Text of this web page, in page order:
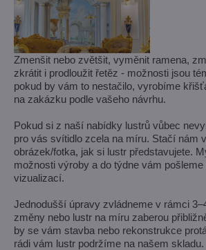
Zmenšit nebo zvětšit, vyměnit ramena,
zkrátit i prodloužit řetěz - možnosti jsou
pokud by vám to nestačilo, vyrobíme
na zakázku podle vašeho návrhu.
Pokud si z naší nabídky lustrů vůbec
pro vás svítidlo zcela na míru. Stačí nám
obrázek/fotka, jak si lustr představujete.
možnosti výroby a do týdne vám
vizualizací.
Jednodušší úpravy zvládneme v rámci
změny nebo lustr na míru zaberou
by se vám stavba nebo rekonstrukce
rádi vám lustr podržíme na našem skladu.